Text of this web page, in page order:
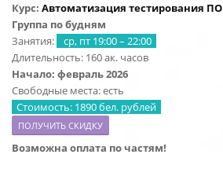
Курс: Автоматизация тестирования ПО
Группа по будням
Занятия:
ср, пт 19:00 – 22:00
Длительность: 160 ак. часов
Начало: февраль 2026
Свободные места: есть
Стоимость: 1890 бел. рублей
ПОЛУЧИТЬ СКИДКУ
Возможна оплата по частям!